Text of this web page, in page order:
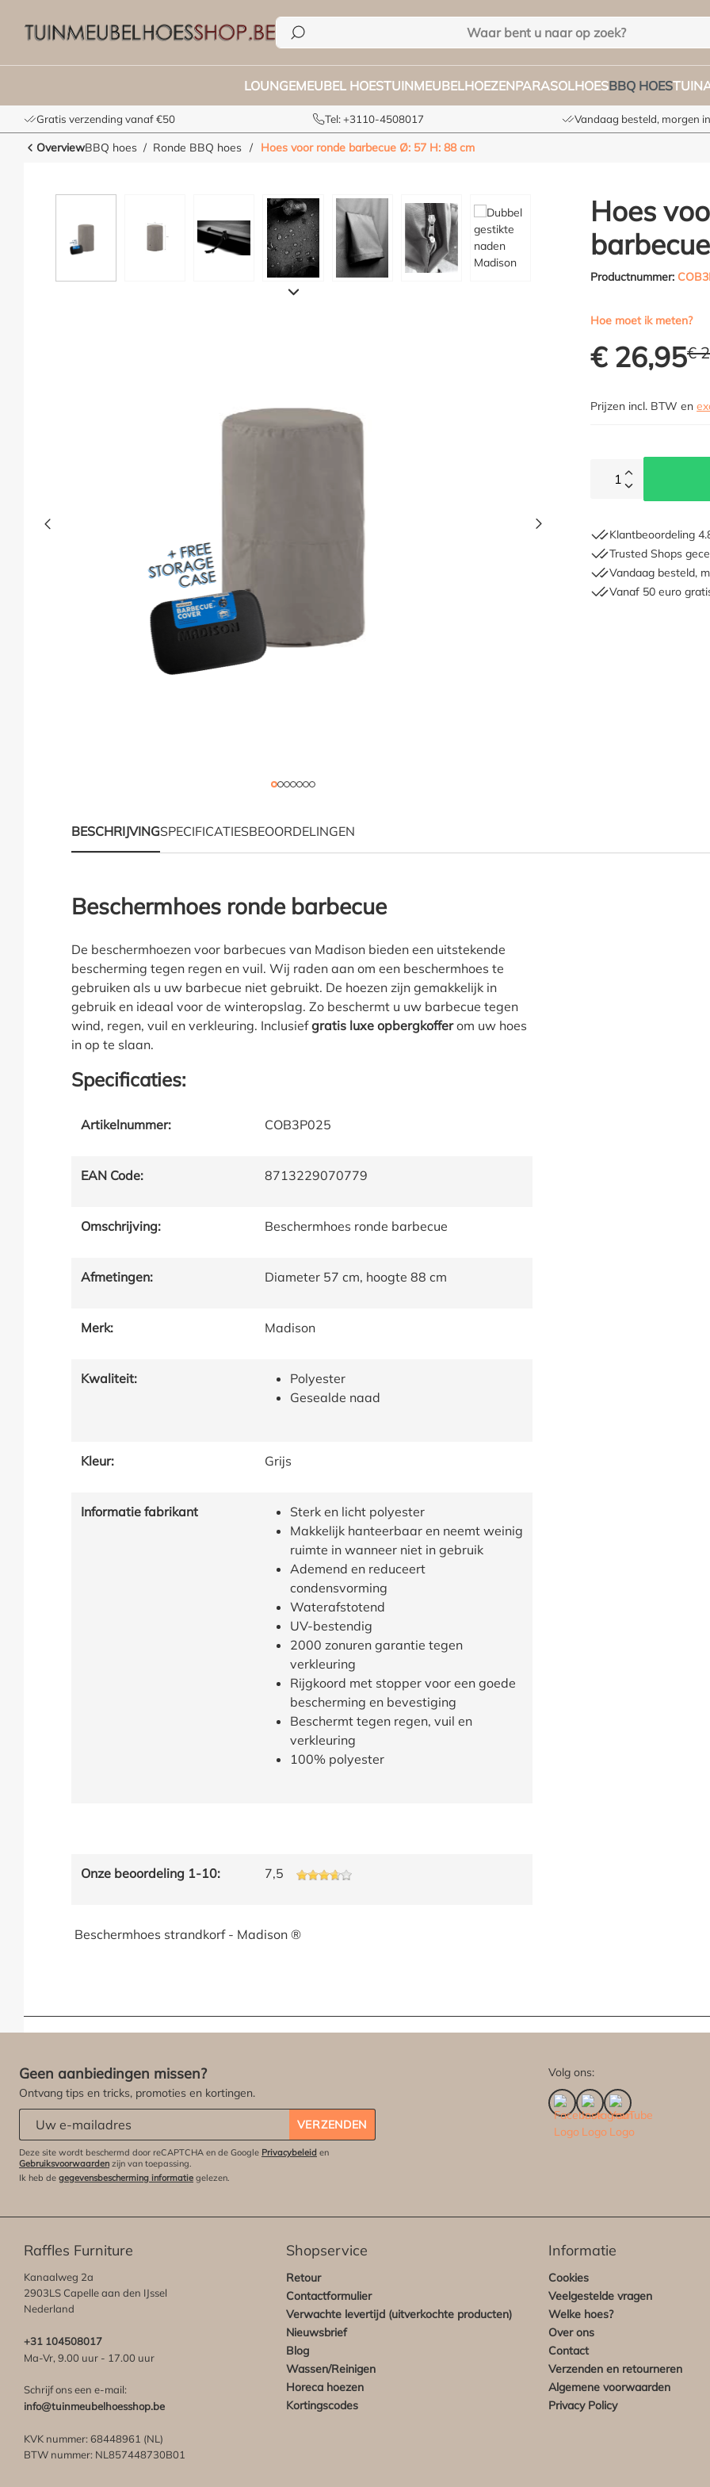
LOUNGEMEUBEL HOESTUINMEUBELHOEZENPARASOLHOESBBQ HOES
Gratis verzending vanaf €50 Tel: +3110-4508017 Vandaag besteld, morgen
OverviewBBQ hoes Ronde BBQ hoes / Hoes voor ronde barbecue Ø: 57 H: 88 cm
Hoes
Productnummer:
Hoe moet ik meten?
€ 26,95€
Prijzen incl. BTW en
1
Klantbeoordeling
Trusted Shops
Vandaag besteld,
Vanaf 50 euro
BESCHRIJVINGSPECIFICATIESBEOORDELINGEN
Productinformatie "Hoes voor ronde barbecue Ø:
Beschermhoes ronde barbecue
De beschermhoezen voor barbecues van Madison bieden een uitstekende
bescherming tegen regen en vuil. Wij raden aan om een beschermhoes te
gebruiken als u uw barbecue niet gebruikt. De hoezen zijn gemakkelijk in
gebruik en ideaal voor de winteropslag. Zo beschermt u uw barbecue tegen
wind, regen, vuil en verkleuring. Inclusiefgratis luxe opbergkofferom uw hoes
in op te slaan.
Specificaties:
Artikelnummer: COB3P025
EAN Code: 8713229070779
Omschrijving: Beschermhoes ronde barbecue
Afmetingen: Diameter 57 cm, hoogte 88 cm
Merk: Madison
Kwaliteit:
Polyester
Gesealde naad
Kleur: Grijs
Informatie fabrikant
Sterk en licht polyester
Makkelijk hanteerbaar en neemt weinig
ruimte in wanneer niet in gebruik
Ademend en reduceert
condensvorming
Waterafstotend
UV-bestendig
2000 zonuren garantie tegen
verkleuring
Rijgkoord met stopper voor een goede
bescherming en bevestiging
Beschermt tegen regen, vuil en
verkleuring
100% polyester
Onze beoordeling 1-10: 7,5
Beschermhoes strandkorf - Madison ®
Geen aanbiedingen missen?
Ontvang tips en tricks, promoties en kortingen.
VERZENDEN
Deze site wordt beschermd door reCAPTCHA en de Google Privacybeleid en
Gebruiksvoorwaarden zijn van toepassing.
Ik heb de gegevensbescherming informatie gelezen.
Volg ons:
Raffles Furniture
Kanaalweg 2a
2903LS Capelle aan den IJssel
Nederland
+31 104508017
Ma-Vr, 9.00 uur - 17.00 uur
Schrijf ons een e-mail:
info@tuinmeubelhoesshop.be
KVK nummer: 68448961 (NL)
BTW nummer: NL857448730B01
Shopservice
Retour
Contactformulier
Verwachte levertijd (uitverkochte producten)
Nieuwsbrief
Blog
Wassen/Reinigen
Horeca hoezen
Kortingscodes
Informatie
Cookies
Veelgestelde vragen
Welke hoes?
Over ons
Contact
Verzenden en retourneren
Algemene voorwaarden
Privacy Policy